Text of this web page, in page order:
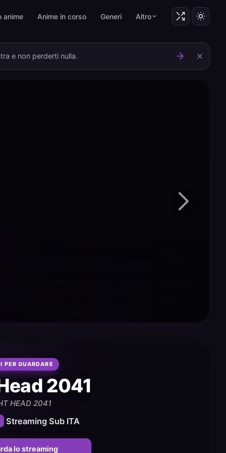
anime Anime in corso Generi Altro
e non perderti nulla.
PER GUARDARE
2041
HEAD 2041
Streaming Sub ITA
lo streaming